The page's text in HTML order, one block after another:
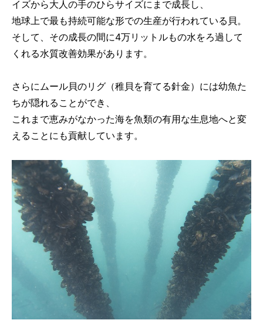
イズから大人の手のひらサイズにまで成長し、
地球上で最も持続可能な形での生産が行われている貝。
そして、その成長の間に4万リットルもの水をろ過して
くれる水質改善効果があります。
さらにムール貝のリグ（稚貝を育てる針金）には幼魚た
ちが隠れることができ、
これまで恵みがなかった海を魚類の有用な生息地へと変
えることにも貢献しています。